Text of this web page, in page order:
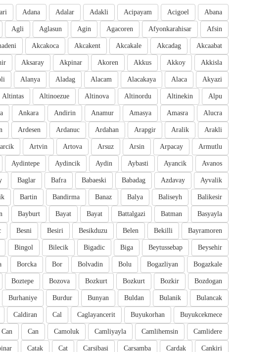
Abana
Acigoel
Acipayam
Adakli
Adalar
Adana
Afsin
Afyonkarahisar
Agacoren
Agin
Aglasun
Agli
Akcaabat
Akcadag
Akcakale
Akcakent
Akcakoca
Akkisla
Akkoy
Akkus
Akoren
Akpinar
Aksaray
Akyazi
Alaca
Alacakaya
Alacam
Aladag
Alanya
Alpu
Altinekin
Altinordu
Altinova
Altinoezue
Altintas
Alucra
Amasra
Amasya
Anamur
Andirin
Ankara
Arakli
Aralik
Arapgir
Ardahan
Ardanuc
Ardesen
Armutlu
Arpacay
Arsin
Arsuz
Artova
Artvin
Avanos
Ayancik
Aybasti
Aydin
Aydincik
Aydintepe
Ayvalik
Azdavay
Babadag
Babaeski
Bafra
Baglar
Balikesir
Baliseyh
Balya
Banaz
Bandirma
Bartin
Basyayla
Batman
Battalgazi
Bayat
Bayat
Bayburt
Bayramoren
Bekilli
Belen
Besikduzu
Besiri
Besni
Beysehir
Beytussebap
Biga
Bigadic
Bilecik
Bingol
Bogazkale
Bogazliyan
Bolu
Bolvadin
Bor
Borcka
Bozdogan
Bozkir
Bozkurt
Bozkurt
Bozova
Boztepe
Bulancak
Bulanik
Buldan
Bunyan
Burdur
Burhaniye
Buyukcekmece
Buyukorhan
Caglayancerit
Cal
Caldiran
Camlidere
Camlihemsin
Camliyayla
Camoluk
Can
Can
Cankiri
Cardak
Carsamba
Carsibasi
Cat
Catak